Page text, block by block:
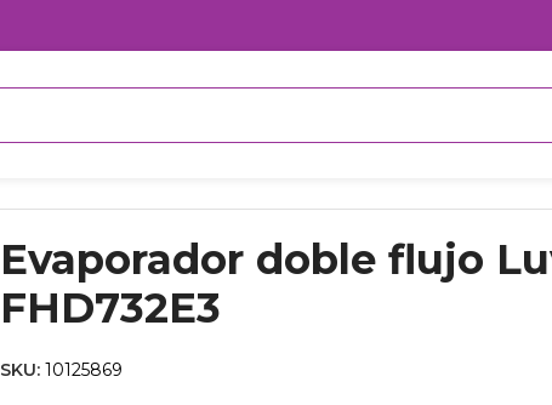
Evaporador doble flujo
FHD732E3
SKU: 10125869